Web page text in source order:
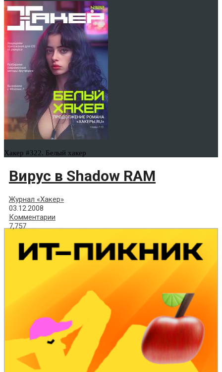
Хакер #322. Белый хакер
Вирус в Shadow RAM
Журнал «Хакер»
03.12.2008
Комментарии
7,757